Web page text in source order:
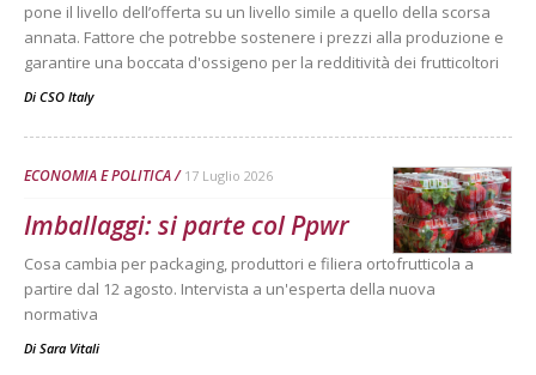
pone il livello dell’offerta su un livello simile a quello della scorsa
annata. Fattore che potrebbe sostenere i prezzi alla produzione e
garantire una boccata d'ossigeno per la redditività dei frutticoltori
Di CSO Italy
ECONOMIA E POLITICA 17 Luglio 2026
Imballaggi: si parte col Ppwr
Cosa cambia per packaging, produttori e filiera ortofrutticola a
partire dal 12 agosto. Intervista a un'esperta della nuova
normativa
Di Sara Vitali